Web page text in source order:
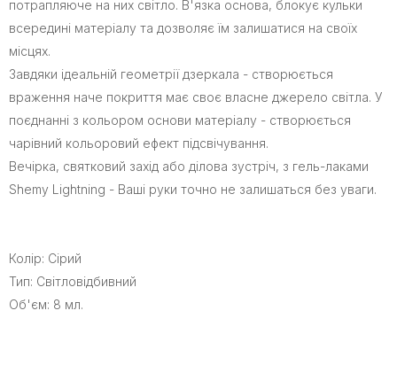
потрапляюче на них світло. В'язка основа, блокує кульки
всередині матеріалу та дозволяє їм залишатися на своїх
місцях.
Завдяки ідеальній геометрії дзеркала - створюється
враження наче покриття має своє власне джерело світла. У
поєднанні з кольором основи матеріалу - створюється
чарівний кольоровий ефект підсвічування.
Вечірка, святковий захід або ділова зустріч, з гель-лаками
Shemy Lightning - Ваші руки точно не залишаться без уваги.
Колір: Сірий
Тип: Світловідбивний
Об'єм: 8 мл.